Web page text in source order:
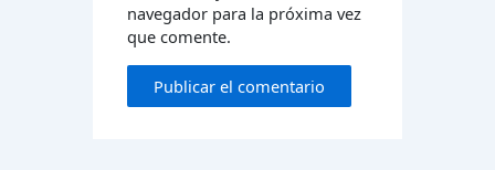
navegador para la próxima vez
que comente.